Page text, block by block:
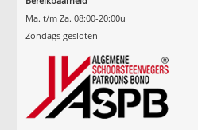
Ma. t/m Za. 08:00-20:00u
Zondags gesloten